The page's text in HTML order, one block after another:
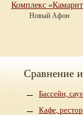
Комплекс
Новый Афон
Сравнение
Бассейн,
Кафе,